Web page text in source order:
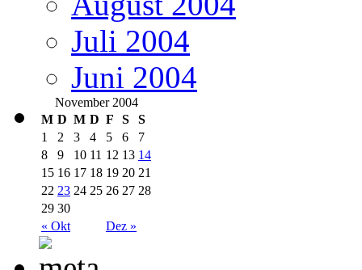
Juli 2004
Juni 2004
November 2004
M D M D F S S
« Okt Dez »
1 2 3 4 5 6
7
8
9 10 11 12 13 14
15 16 17 18 19 20 21
22 23 24 25 26 27 28
29 30